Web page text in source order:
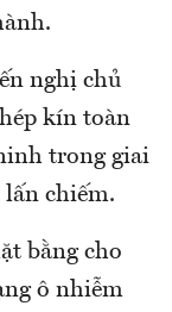
nghị chủ
kín toàn
trong giai
lấn chiếm.
bằng cho
ô nhiễm